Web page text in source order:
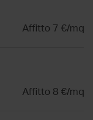
Affitto 7 €/mq
Affitto 8 €/mq